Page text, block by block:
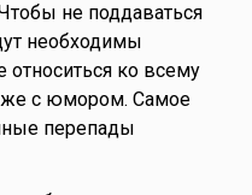
не поддаваться
необходимы
ко всему
с юмором. Самое
перепады